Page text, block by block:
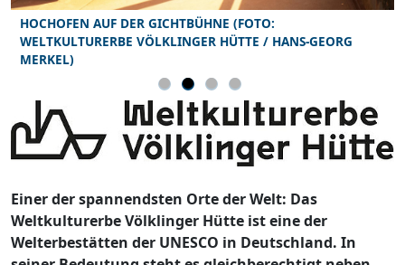
HOCHOFEN AUF DER GICHTBÜHNE (FOTO:
WELTKULTURERBE VÖLKLINGER HÜTTE / HANS-GEORG
MERKEL)
Einer der spannendsten Orte der Welt: Das
Weltkulturerbe Völklinger Hütte ist eine der
Welterbestätten der UNESCO in Deutschland. In